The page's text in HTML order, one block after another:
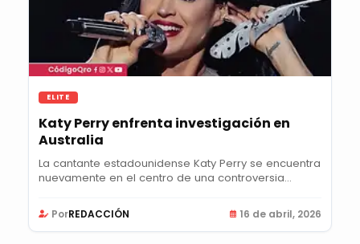
ELITE
Katy Perry enfrenta investigación en
Australia
La cantante estadounidense Katy Perry se encuentra
nuevamente en el centro de una controversia...
PorREDACCIÓN 16 de abril, 2026